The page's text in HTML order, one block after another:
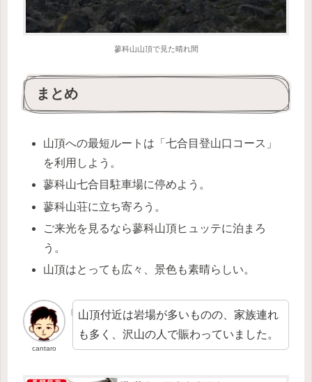
蓼科山山頂で見た晴れ間
まとめ
山頂への最短ルートは「七合目登山口コース」
を利用しよう。
蓼科山七合目駐車場に停めよう。
蓼科山荘に立ち寄ろう。
ご来光を見るなら蓼科山頂ヒュッテに泊まろ
う。
山頂はとっても広々、景色も素晴らしい。
cantaro
山頂付近は岩場が多いものの、家族連れ
も多く、沢山の人で賑わっていました。